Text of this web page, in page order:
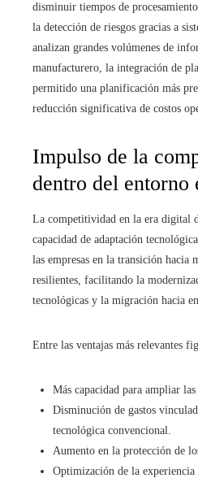
disminuir tiempos de
la detección de riesgos gracias a
analizan grandes volúmenes de
manufacturero, la integración de
permitido una planificación más
reducción significativa de costos
Impulso de la
dentro del entorno
La competitividad en la era digital
capacidad de adaptación
las empresas en la transición hacia
resilientes, facilitando la
tecnológicas y la migración hacia
Entre las ventajas más relevantes
Más capacidad para ampliar las
Disminución de gastos
tecnológica convencional.
Aumento en la protección de
Optimización de la experiencia